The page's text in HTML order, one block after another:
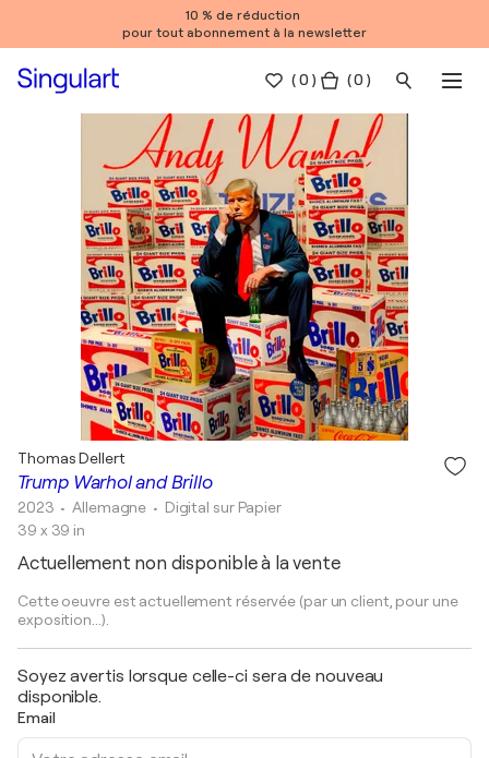
10 % de réduction
pour tout abonnement à la newsletter
(0 ) ( 0 )
Trump Warhol and Brillo
Thomas Dellert
2023 • Allemagne • Digital sur Papier
39 x 39 in
Actuellement non disponible à la vente
Cette oeuvre est actuellement réservée (par un client, pour une
exposition...).
Soyez avertis lorsque celle-ci sera de nouveau
disponible.
Email